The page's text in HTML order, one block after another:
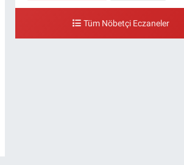
Tüm Nöbetçi Eczaneler